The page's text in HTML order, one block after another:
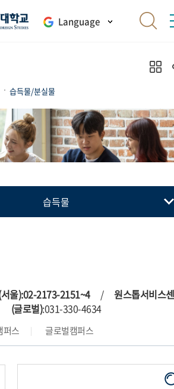
Language
습득물/분실물
습득물
울):02-2173-2151~4 /원스톱서비스
(글로벌):031-330-4634
퍼스 글로벌캠퍼스